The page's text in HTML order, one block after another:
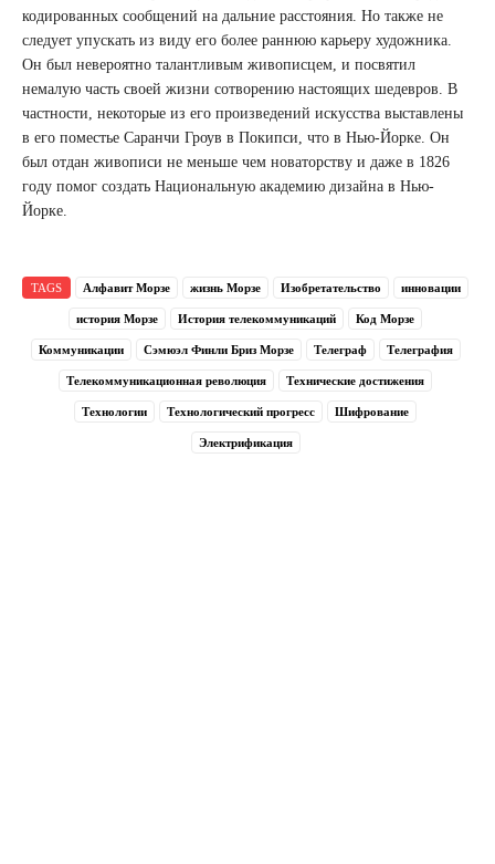
кодированных сообщений на дальние расстояния. Но также не
следует упускать из виду его более раннюю карьеру художника.
Он был невероятно талантливым живописцем, и посвятил
немалую часть своей жизни сотворению настоящих шедевров. В
частности, некоторые из его произведений искусства выставлены
в его поместье Саранчи Гроув в Покипси, что в Нью-Йорке. Он
был отдан живописи не меньше чем новаторству и даже в 1826
году помог создать Национальную академию дизайна в Нью-
Йорке.
TAGS Алфавит Морзе жизнь Морзе Изобретательство инновации
история Морзе История телекоммуникаций Код Морзе
Коммуникации Сэмюэл Финли Бриз Морзе Телеграф Телеграфия
Телекоммуникационная революция Технические достижения
Технологии Технологический прогресс Шифрование
Электрификация